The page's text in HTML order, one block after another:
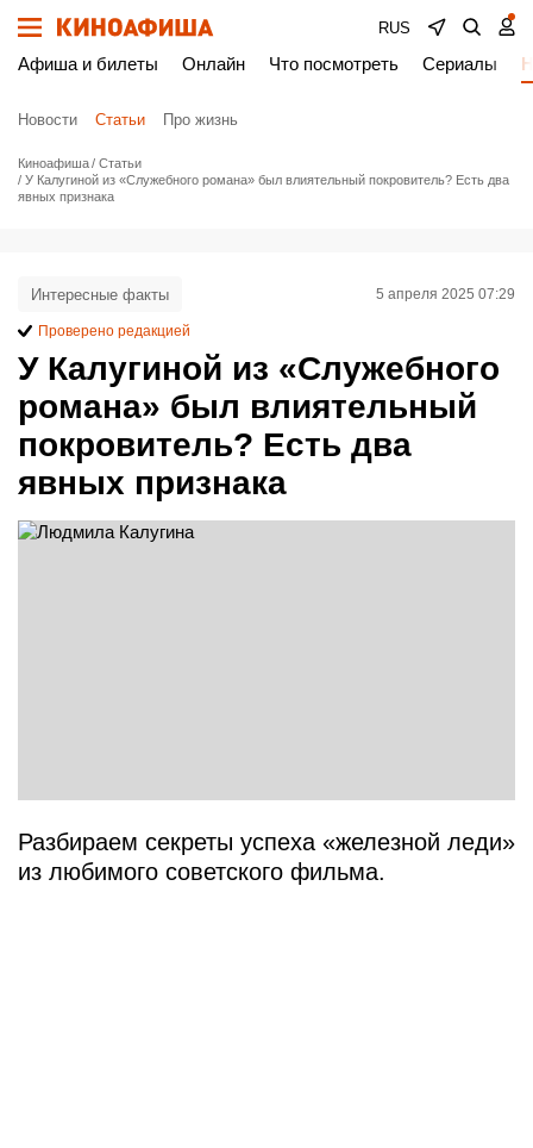
RUS
Афиша и билеты Онлайн Что посмотреть Сериалы
Новости Статьи Про жизнь
Киноафиша
Статьи
У Калугиной из «Служебного романа» был влиятельный покровитель? Есть два
явных признака
У Калугиной из «Служебного
романа» был влиятельный
покровитель? Есть два
явных признака
Интересные факты 5 апреля 2025 07:29
Проверено редакцией
Разбираем секреты успеха «железной леди»
из любимого советского фильма.